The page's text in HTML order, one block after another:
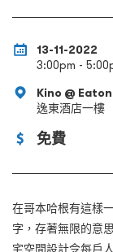
13-11-2022
3:00pm -
Kino @
逸東酒店一樓
免費
在哥本哈根有這樣
字，存著無限的意
宅空間設計令每戶